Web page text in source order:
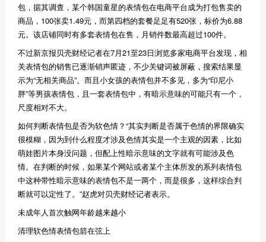
包，据其调查，某个韩国童星的表情包在电商平台成为打包售卖的
商品，100张卖1.49元，而第四档的套餐足足有520张，标价为6.88
元。该店铺同时有多套表情包在售，月销件数最高超过100件。
不过新京报贝壳财经记者在7月21至23日浏览多家电商平台发现，相
关表情包的销售已逐渐销声匿迹，不少关键词被屏蔽，搜索结果显
示为“无相关商品”。而且小女孩的表情包并不多见，多为“印尼小
胖”等男孩表情包，且一套表情包中，有暗示意味的可能只有一个，
尺度相对不大。
如何判断表情包是否为软色情？“其实判断是否属于色情的界限确实
很模糊，因为到什么程度才涉及色情其实是一个主观的因素，比如
萌娃图片本身没问题，但配上性暗示意味的文字就有可能涉及色
情。在判断的时候，如果某个网站或者某个主体所发的系列表情包
中这种带性暗示意味的表情包不是一两个，而是很多，这样综合判
断就可以定性了。”赵虎对贝壳财经记者表示。
未成年人首次触网年龄越来越小
清理软色情表情包箭在弦上